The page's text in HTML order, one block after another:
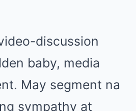
discussion
baby, media
May segment na
sympathy at